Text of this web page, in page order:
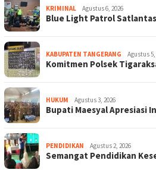
KRIMINAL Agustus 6, 2026
Blue Light Patrol
KABUPATEN TANGERANG Agustus 5,
Komitmen Polsek
HUKUM Agustus 3, 2026
Bupati Maesyal Apresiasi
PENDIDIKAN Agustus 2, 2026
Semangat Pendidikan